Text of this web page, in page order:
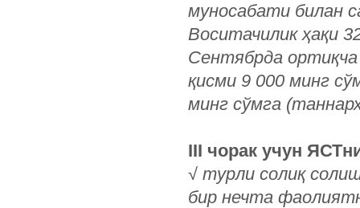
муносабати билан
Воситачилик ҳақи
Сентябрда
қисми 9 000 минг
минг сўмга
III чорак учун
√ турли солиқ
бир нечта